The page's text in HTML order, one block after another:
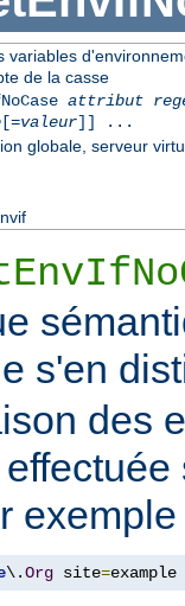
variables
de la casse
attribut
[=valeur]] ...
globale, serveur
s'en
des
exemple
\.Org site=example